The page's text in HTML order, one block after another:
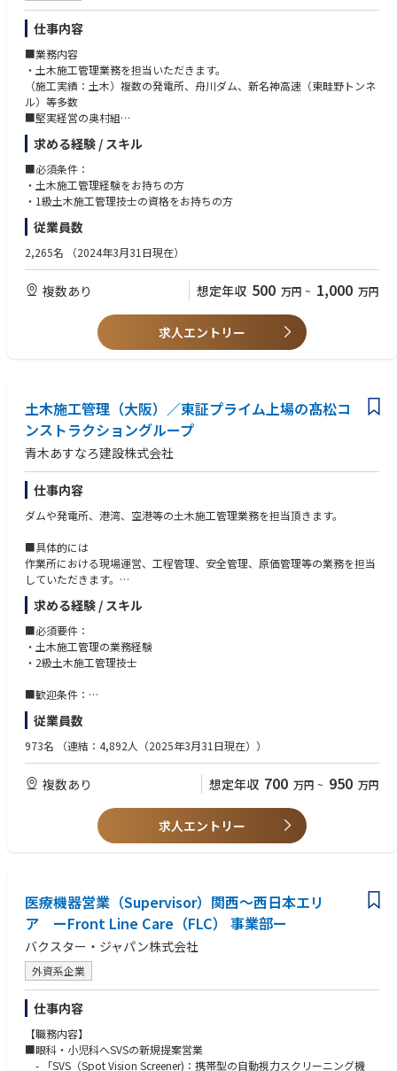
仕事内容
■業務内容
・土木施工管理業務を担当いただきます。
（施工実績：土木）複数の発電所、舟川ダム、新名神高速（東畦野トンネ
ル）等多数
■堅実経営の奥村組
高い技術力と良好な財務体質が特徴です。
自己資本比率が50％もあり、キャッシュも潤沢。与信などに関する心配も
なく、業務に専念いただくことができます。
また、長年業界で培った信用があるため、忙しくなった際も協力会社や人
を集めることや部分最適な外注ができ、社員の過度な負担が減る
※勤務地について
初任地はご希望を考慮して決定されます。
また入社後は『地域総合職』『全国型総合職』での採用があります。
全国型総合職：全国・海外への転勤可能性あり。
求める経験 / スキル
■必須条件：
・土木施工管理経験をお持ちの方
・1級土木施工管理技士の資格をお持ちの方
従業員数
2,265名 （2024年3月31日現在）
複数あり 想定年収 500 万円 ~ 1,000 万円
求人エントリー
土木施工管理（大阪）／東証プライム上場の髙松コ
ンストラクショングループ
青木あすなろ建設株式会社
仕事内容
ダムや発電所、港湾、空港等の⼟⽊施⼯管理業務を担当頂きます。
■具体的には
作業所における現場運営、⼯程管理、安全管理、原価管理等の業務を担当
していただきます。
現場への直⾏・直帰が多いです。(現場付近に現場事務所を設置します）
担当する案件は、⾦額として億単位規模の⼤規模なものが多く、⼯期とし
て1〜2年のものが多いです。
求める経験 / スキル
■必須要件：
・土木施⼯管理の業務経験
・2級土木施⼯管理技⼠
■歓迎条件：
・1級土木施⼯管理技⼠
従業員数
973名 （連結：4,892人（2025年3月31日現在））
複数あり 想定年収 700 万円 ~ 950 万円
求人エントリー
医療機器営業（Supervisor）関西～西日本エリ
ア ーFront Line Care（FLC） 事業部ー
バクスター・ジャパン株式会社
外資系企業
仕事内容
【職務内容】
■眼科・小児科へSVSの新規提案営業
- 「SVS（Spot Vision Screener)：携帯型の自動視力スクリーニング機